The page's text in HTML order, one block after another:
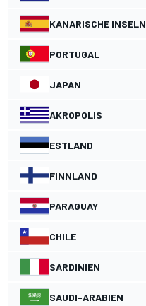
KANARISCHE INSELN
PORTUGAL
JAPAN
AKROPOLIS
ESTLAND
FINNLAND
PARAGUAY
CHILE
SARDINIEN
SAUDI-ARABIEN